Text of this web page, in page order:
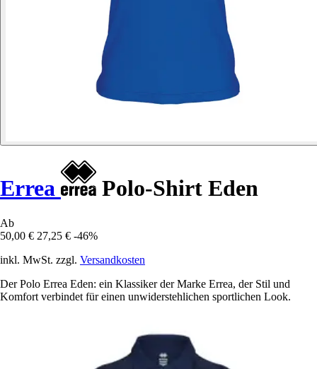
Errea Polo-Shirt Eden
Ab
50,00 € 27,25 € -46%
inkl. MwSt. zzgl. Versandkosten
Der Polo Errea Eden: ein Klassiker der Marke Errea, der Stil und
Komfort verbindet für einen unwiderstehlichen sportlichen Look.